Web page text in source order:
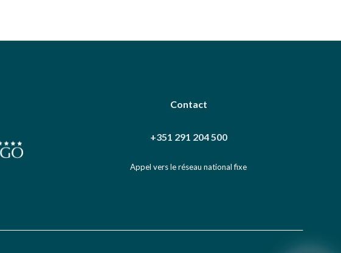
Contact
+351 291 204 500
Appel vers le réseau national fixe